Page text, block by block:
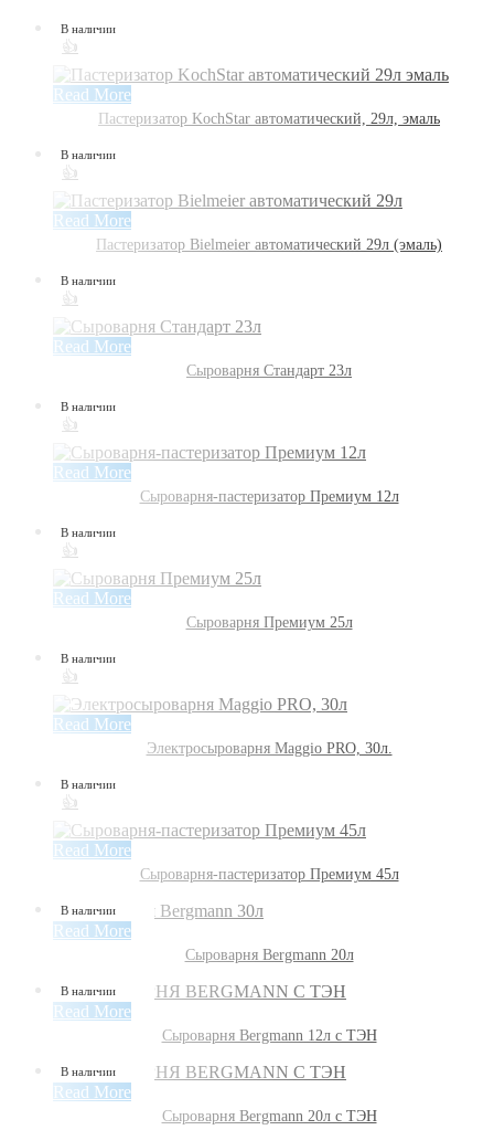
В наличии
👍
Read More
Пастеризатор KochStar автоматический, 29л, эмаль
В наличии
👍
Read More
Пастеризатор Bielmeier автоматический 29л (эмаль)
В наличии
👍
Read More
Сыроварня Стандарт 23л
В наличии
👍
Read More
Сыроварня-пастеризатор Премиум 12л
В наличии
👍
Read More
Сыроварня Премиум 25л
В наличии
👍
Read More
Электросыроварня Maggio PRO, 30л.
В наличии
👍
Read More
Сыроварня-пастеризатор Премиум 45л
В наличии
Read More
Сыроварня Bergmann 20л
В наличии
Read More
Сыроварня Bergmann 12л с ТЭН
В наличии
Read More
Сыроварня Bergmann 20л с ТЭН